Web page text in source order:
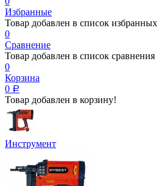
Избранные
Товар добавлен в список избранных
0
Сравнение
Товар добавлен в список сравнения
0
Корзина
0 Р
Товар добавлен в корзину!
Инструмент